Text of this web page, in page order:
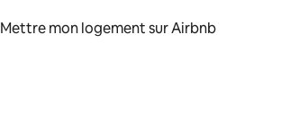
Mettre mon logement sur Airbnb